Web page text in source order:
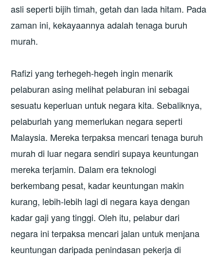
asli seperti bijih timah, getah dan lada hitam. Pada
zaman ini, kekayaannya adalah tenaga buruh
murah.
Rafizi yang terhegeh-hegeh ingin menarik
pelaburan asing melihat pelaburan ini sebagai
sesuatu keperluan untuk negara kita. Sebaliknya,
pelaburlah yang memerlukan negara seperti
Malaysia. Mereka terpaksa mencari tenaga buruh
murah di luar negara sendiri supaya keuntungan
mereka terjamin. Dalam era teknologi
berkembang pesat, kadar keuntungan makin
kurang, lebih-lebih lagi di negara kaya dengan
kadar gaji yang tinggi. Oleh itu, pelabur dari
negara ini terpaksa mencari jalan untuk menjana
keuntungan daripada penindasan pekerja di